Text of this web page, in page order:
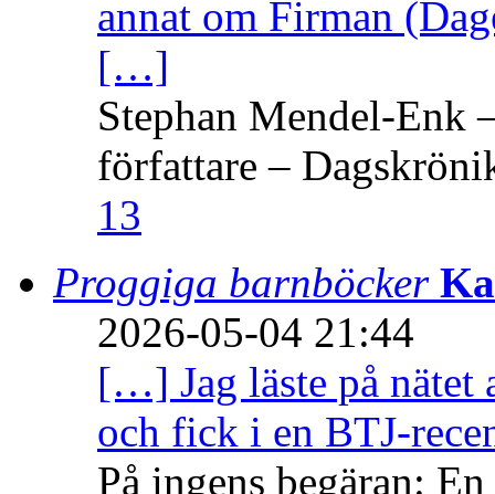
annat om Firman
[…]
Stephan Mendel-Enk
författare –
13
Proggiga barnböcker
2026-05-04 21:44
[…] Jag läste på nätet
och fick i en BTJ-
På ingens begäran: